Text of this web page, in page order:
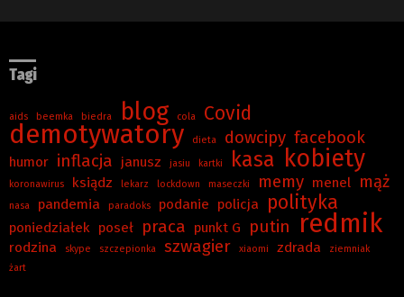
Tagi
aids beemka biedra blog cola Covid
demotywatory dieta dowcipy facebook
humor inflacja janusz jasiu kartki kasa kobiety
koronawirus ksiądz lekarz lockdown maseczki memy menel mąż
nasa pandemia paradoks podanie policja polityka
poniedziałek poseł praca punkt G putin redmik
rodzina skype szczepionka szwagier xiaomi zdrada
ziemniak
żart